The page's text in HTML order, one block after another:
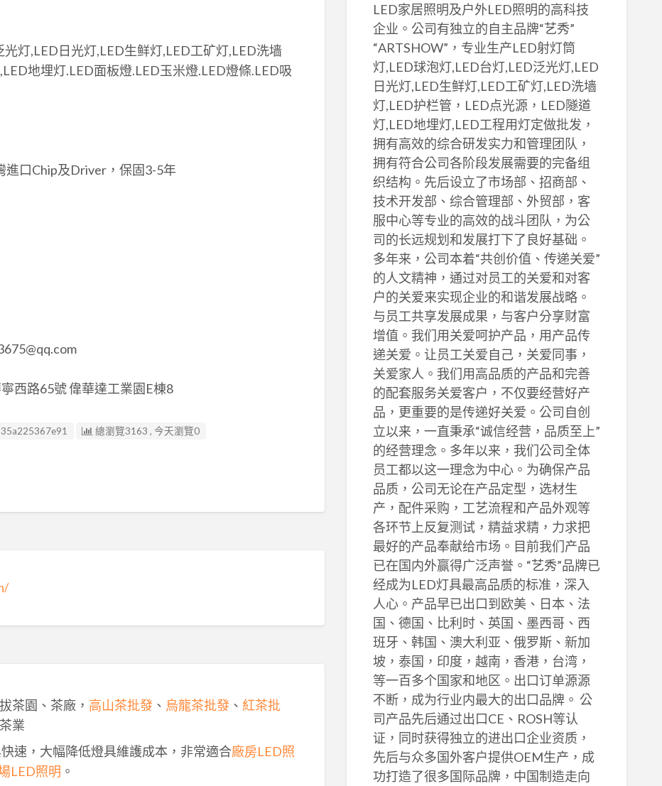
灯,LED日光灯,LED生鲜灯,LED工矿灯,LED洗墙
地埋灯.LED面板燈.LED玉米燈.LED燈條.LED吸
進口Chip及Driver，保固3-5年
西路65號 偉華達工業園E棟8
號 總瀏覽3163 , 今天瀏覽0
茶園、茶廠， 高山茶批發、 烏龍茶批發、 紅茶批
業
速，大幅降低燈具維護成本，非常適合廠房LED照
LED照明 。
LED家居照明及户外LED照明的高科技
企业。公司有独立的自主品牌“艺秀”
“ARTSHOW”，专业生产LED射灯筒
灯,LED球泡灯,LED台灯,LED泛光灯,LED
日光灯,LED生鲜灯,LED工矿灯,LED洗墙
灯,LED护栏管，LED点光源，LED隧道
灯,LED地埋灯,LED工程用灯定做批发，
拥有高效的综合研发实力和管理团队，
拥有符合公司各阶段发展需要的完备组
织结构。先后设立了市场部、招商部、
技术开发部、综合管理部、外贸部，客
服中心等专业的高效的战斗团队，为公
司的长远规划和发展打下了良好基础。
多年来，公司本着“共创价值、传递关爱”
的人文精神，通过对员工的关爱和对客
户的关爱来实现企业的和谐发展战略。
与员工共享发展成果，与客户分享财富
增值。我们用关爱呵护产品，用产品传
递关爱。让员工关爱自己，关爱同事，
关爱家人。我们用高品质的产品和完善
的配套服务关爱客户，不仅要经营好产
品，更重要的是传递好关爱。公司自创
立以来，一直秉承“诚信经营，品质至上”
的经营理念。多年以来，我们公司全体
员工都以这一理念为中心。为确保产品
品质，公司无论在产品定型，选材生
产，配件采购，工艺流程和产品外观等
各环节上反复测试，精益求精，力求把
最好的产品奉献给市场。目前我们产品
已在国内外赢得广泛声誉。“艺秀”品牌已
经成为LED灯具最高品质的标准，深入
人心。产品早已出口到欧美、日本、法
国、德国、比利时、英国、墨西哥、西
班牙、韩国、澳大利亚、俄罗斯、新加
坡，泰国，印度，越南，香港，台湾，
等一百多个国家和地区。出口订单源源
不断，成为行业内最大的出口品牌。 公
司产品先后通过出口CE、ROSH等认
证，同时获得独立的进出口企业资质，
先后与众多国外客户提供OEM生产，成
功打造了很多国际品牌，中国制造走向